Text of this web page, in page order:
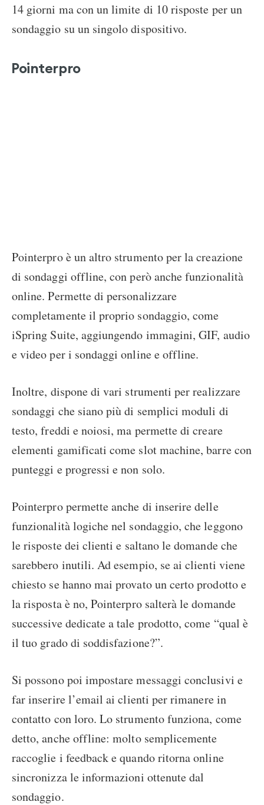
14 giorni ma con un limite di 10 risposte per un
sondaggio su un singolo dispositivo.
Pointerpro
Pointerpro è un altro strumento per la creazione
di sondaggi offline, con però anche funzionalità
online. Permette di personalizzare
completamente il proprio sondaggio, come
iSpring Suite, aggiungendo immagini, GIF, audio
e video per i sondaggi online e offline.
Inoltre, dispone di vari strumenti per realizzare
sondaggi che siano più di semplici moduli di
testo, freddi e noiosi, ma permette di creare
elementi gamificati come slot machine, barre con
punteggi e progressi e non solo.
Pointerpro permette anche di inserire delle
funzionalità logiche nel sondaggio, che leggono
le risposte dei clienti e saltano le domande che
sarebbero inutili. Ad esempio, se ai clienti viene
chiesto se hanno mai provato un certo prodotto e
la risposta è no, Pointerpro salterà le domande
successive dedicate a tale prodotto, come “qual è
il tuo grado di soddisfazione?”.
Si possono poi impostare messaggi conclusivi e
far inserire l’email ai clienti per rimanere in
contatto con loro. Lo strumento funziona, come
detto, anche offline: molto semplicemente
raccoglie i feedback e quando ritorna online
sincronizza le informazioni ottenute dal
sondaggio.